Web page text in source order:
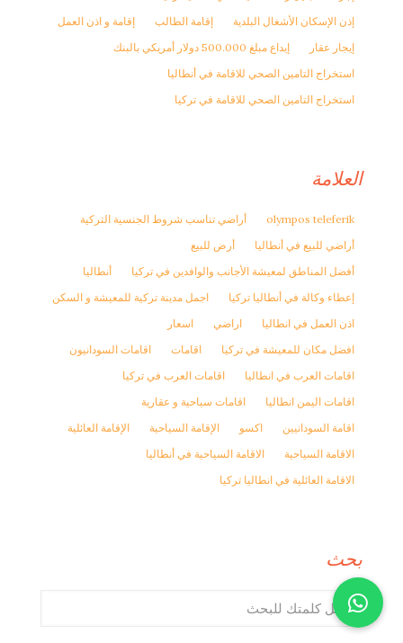
إذن الإسكان الأشغال البلدية
إقامة الطالب
إقامة و اذن العمل
إيجار عقار
إيداع مبلغ 500.000 دولار أمريكي بالبنك
استخراج التامين الصحي للاقامة في أنطاليا
استخراج التامين الصحي للاقامة في تركيا
العلامة
olympos teleferik
أراضي تناسب شروط الجنسية التركية
أراضي للبيع في أنطاليا
أرض للبيع
أفضل المناطق لمعيشة الأجانب والوافدين في تركيا
أنطاليا
إعطاء وكالة في أنطاليا تركيا
اجمل مدينة تركية للمعيشة و السكن
اذن العمل في انطاليا
اراضي
اسعار
افضل مكان للمعيشة في تركيا
اقامات
اقامات السودانيون
اقامات العرب في انطاليا
اقامات العرب في تركيا
اقامات اليمن انطاليا
اقامات سياحية و عقارية
اقامة السودانيين
اكسو الإقامة السياحية
الإقامة العائلية
الاقامة السياحية
الاقامة السياحية في أنطاليا
الاقامة العائلية في انطاليا تركيا
بحث